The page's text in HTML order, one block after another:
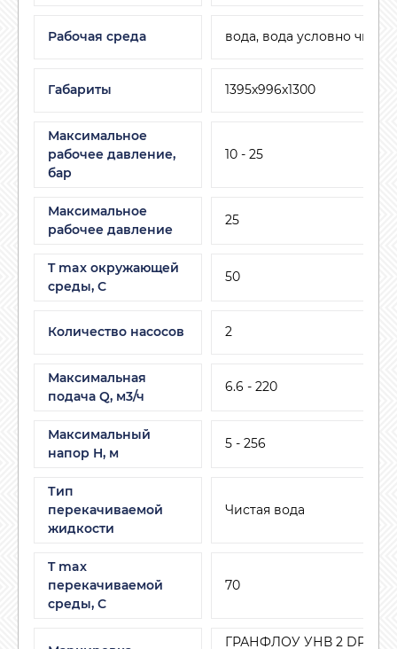
Рабочая среда вода, вода условно чистая
Габариты 1395х996х1300
Максимальное
рабочее давление,
бар
10 - 25
Максимальное
рабочее давление
25
T max окружающей
среды, С
50
Количество насосов 2
Максимальная
подача Q, м3/ч
6.6 - 220
Максимальный
напор H, м
5 - 256
Тип
перекачиваемой
жидкости
Чистая вода
T max
перекачиваемой
среды, С
70
ГРАНФЛОУ УНВ 2 DPV 15/